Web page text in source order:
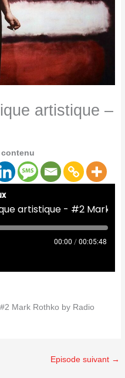
artistique –
contenu
00:00 / 00:05:48
Mark Rothko by Radio
Episode suivant →